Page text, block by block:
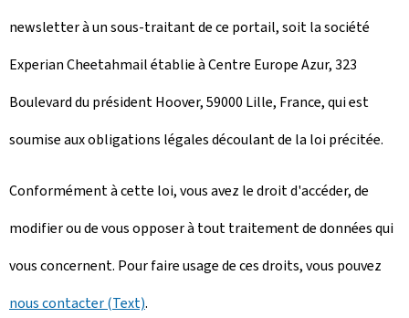
newsletter à un sous-traitant de ce portail, soit la société
Experian Cheetahmail établie à Centre Europe Azur, 323
Boulevard du président Hoover, 59000 Lille, France, qui est
soumise aux obligations légales découlant de la loi précitée.
Conformément à cette loi, vous avez le droit d'accéder, de
modifier ou de vous opposer à tout traitement de données qui
vous concernent. Pour faire usage de ces droits, vous pouvez
nous contacter (Text).